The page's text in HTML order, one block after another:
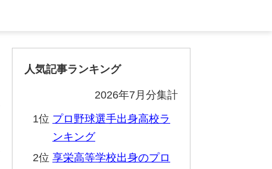
人気記事ランキング
2026年7月分集計
1位 プロ野球選手出身高校ラ
ンキング
2位 享栄高等学校出身のプロ